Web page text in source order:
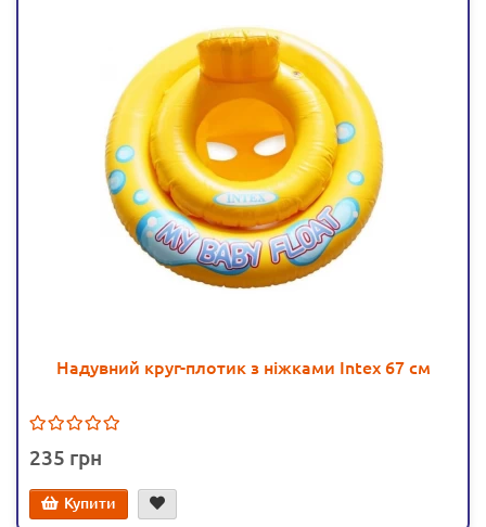
Надувний круг-плотик з ніжками Intex 67 см
235
Купити